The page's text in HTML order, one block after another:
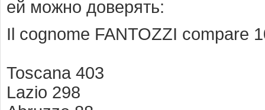
ей можно доверять:
Il cognome FANTOZZI compare
Toscana 403
Lazio 298